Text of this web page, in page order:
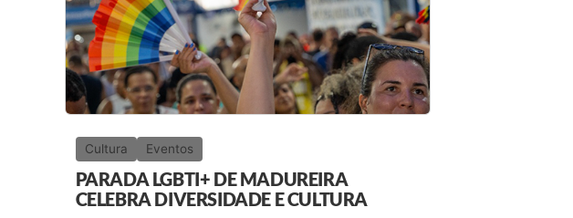
Cultura Eventos
PARADA LGBTI+ DE MADUREIRA
CELEBRA DIVERSIDADE E CULTURA